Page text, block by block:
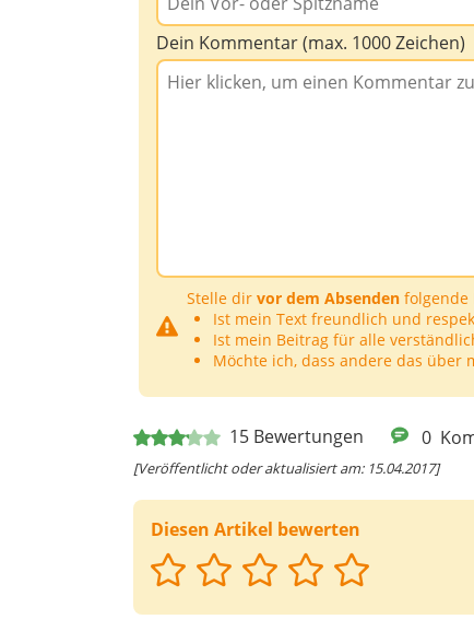
Dein Kommentar (max. 1000 Zeichen)
Stelle dir vor dem Absenden folgende
Ist mein Text freundlich und
Ist mein Beitrag für alle
Möchte ich, dass andere das über
15 Bewertungen 0
[Veröffentlicht oder aktualisiert am: 15.04.2017]
Diesen Artikel bewerten